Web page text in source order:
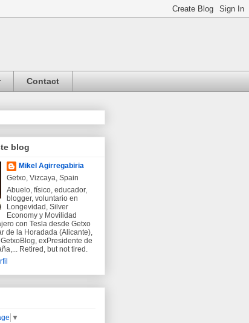
Contact
blog
Mikel Agirregabiria
Getxo, Vizcaya, Spain
Abuelo, físico, educador,
blogger, voluntario en
Longevidad, Silver
Economy y Movilidad
con Tesla desde Getxo
de la Horadada (Alicante),
exPresidente de
Retired, but not tired.
▼